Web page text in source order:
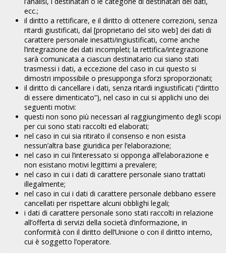
ecc.;
il diritto a rettificare, e il diritto di ottenere correzioni, senza
ritardi giustificati, dal [proprietario del sito web] dei dati di
carattere personale inesatti/ingiustificati, come anche
l’integrazione dei dati incompleti; la rettifica/integrazione
sarà comunicata a ciascun destinatario cui siano stati
trasmessi i dati, a eccezione del caso in cui questo si
dimostri impossibile o presupponga sforzi sproporzionati;
il diritto di cancellare i dati, senza ritardi ingiustificati (“diritto
di essere dimenticato”), nel caso in cui si applichi uno dei
seguenti motivi:
questi non sono più necessari al raggiungimento degli scopi
per cui sono stati raccolti ed elaborati;
nel caso in cui sia ritirato il consenso e non esista
nessun’altra base giuridica per l’elaborazione;
nel caso in cui l’interessato si opponga all’elaborazione e
non esistano motivi legittimi a prevalere;
nel caso in cui i dati di carattere personale siano trattati
illegalmente;
nel caso in cui i dati di carattere personale debbano essere
cancellati per rispettare alcuni obblighi legali;
i dati di carattere personale sono stati raccolti in relazione
all’offerta di servizi della società d’informazione, in
conformità con il diritto dell’Unione o con il diritto interno,
cui è soggetto l’operatore.